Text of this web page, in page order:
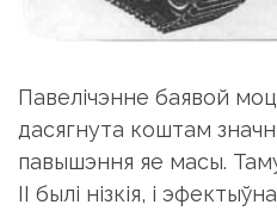
Павелічэнне баявой
дасягнута коштам
павышэння яе масы.
II былі нізкія, і